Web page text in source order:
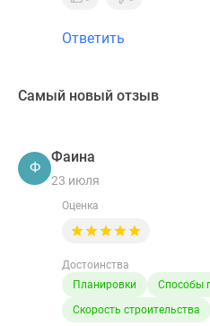
Ответить
Самый новый отзыв
Ф
Фаина
23 июля
Оценка
Достоинства
Планировки
Способы
Скорость строительства